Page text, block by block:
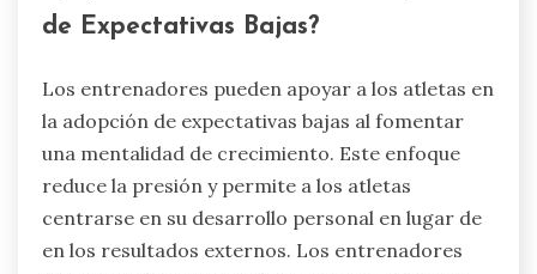
de Expectativas Bajas?
Los entrenadores pueden apoyar a los atletas en
la adopción de expectativas bajas al fomentar
una mentalidad de crecimiento. Este enfoque
reduce la presión y permite a los atletas
centrarse en su desarrollo personal en lugar de
en los resultados externos. Los entrenadores